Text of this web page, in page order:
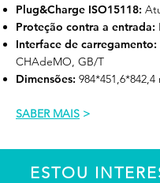
Plug&Charge ISO15118:
Proteção contra a entrada:
Interface de carregamento:
CHAdeMO, GB/T
Dimensões: 984*451,6*842,4
SABER MAIS >
ESTOU